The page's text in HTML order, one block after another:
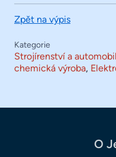
Zpět na výpis
Kategorie
Strojírenství a
chemická výroba,
O